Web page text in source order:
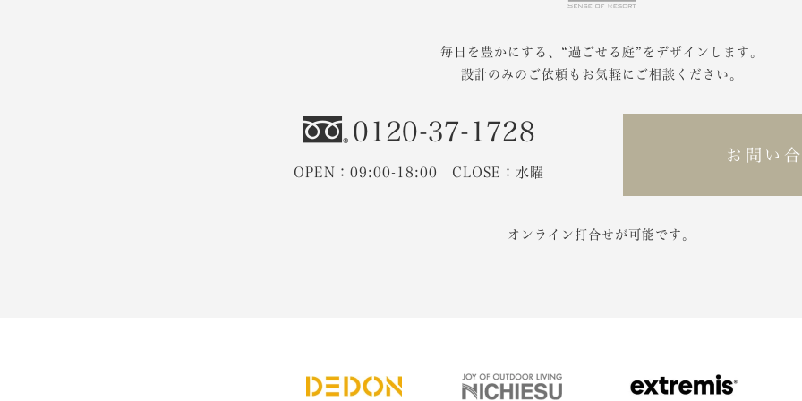
毎日を豊かにする、
“過ごせる庭”をデザインします。
設計のみのご依頼もお気軽にご相談ください。
0120-37-1728
OPEN：09:00-18:00 CLOSE：水曜
お問い
オンライン打合せが可能です。